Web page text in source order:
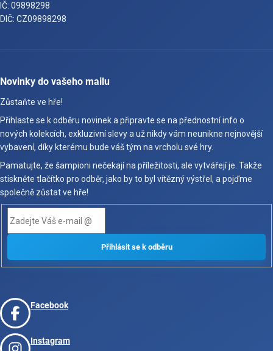
IČ: 09898298
DIČ: CZ09898298
Novinky do vašeho mailu
Zůstaňte ve hře!
Přihlaste se k odběru novinek a připravte se na přednostní info o
nových kolekcích, exkluzivní slevy a už nikdy vám neunikne nejnovější
vybavení, díky kterému bude váš tým na vrcholu své hry.
Pamatujte, že šampioni nečekají na příležitosti, ale vytvářejí je. Takže
stiskněte tlačítko pro odběr, jako by to byl vítězný výstřel, a pojďme
společně zůstat ve hře!
Facebook
Instagram